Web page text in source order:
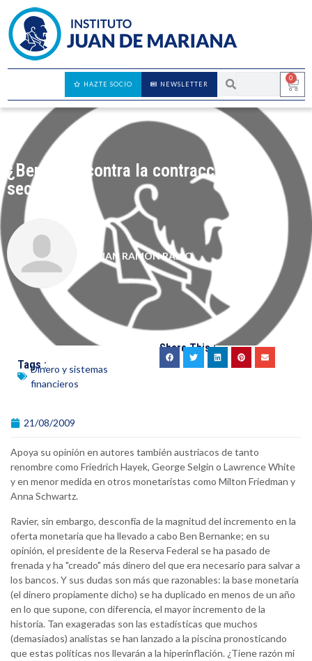
0
NEWSLETTER
HAZTE SOCIO
¿Bernanke contra la contracción
secundaria?
JUAN RAMÓN RALLO
Tags :Dinero y sistemas
financieros
Share This :
21/08/2009
Apoya su opinión en autores también austriacos de tanto
renombre como Friedrich Hayek, George Selgin o Lawrence White
y en menor medida en otros monetaristas como Milton Friedman y
Anna Schwartz.
Ravier, sin embargo, desconfía de la magnitud del incremento en la
oferta monetaria que ha llevado a cabo Ben Bernanke; en su
opinión, el presidente de la Reserva Federal se ha pasado de
frenada y ha "creado" más dinero del que era necesario para salvar a
los bancos. Y sus dudas son más que razonables: la base monetaria
(el dinero propiamente dicho) se ha duplicado en menos de un año
en lo que supone, con diferencia, el mayor incremento de la
historia. Tan exageradas son las estadísticas que muchos
(demasiados) analistas se han lanzado a la piscina pronosticando
que estas políticas nos llevarán a la hiperinflación. ¿Tiene razón mi